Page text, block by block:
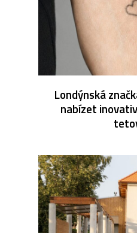
Londýnská
nabízet